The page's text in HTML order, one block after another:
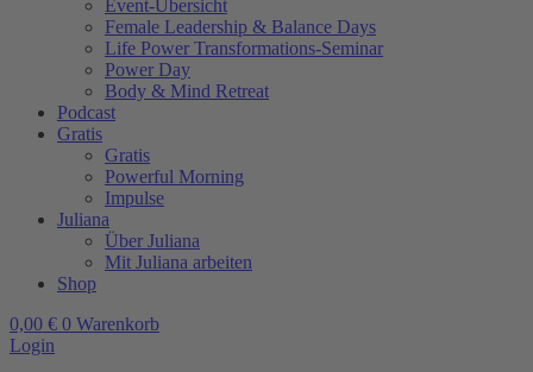
Event-Übersicht
Female Leadership & Balance Days
Life Power Transformations-Seminar
Power Day
Body & Mind Retreat
Podcast
Gratis
Gratis
Powerful Morning
Impulse
Juliana
Über Juliana
Mit Juliana arbeiten
Shop
0,00 € 0 Warenkorb
Login